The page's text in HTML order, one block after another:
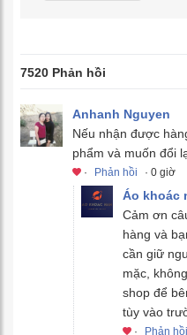
7520 Phản hồi
Anhanh Nguyen
Nếu nhận được
phẩm và muốn đổi
· Phản hồi · 0 giờ
Áo khoác
Cảm ơn
hàng và
cần giữ
mặc,
shop để
tùy vào
· Phản hồi